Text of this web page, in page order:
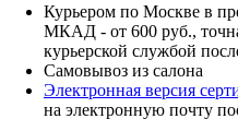
Курьером по Москве в
МКАД - от 600 руб.,
курьерской службой
Cамовывоз из салона
Электронная версия
на электронную почту